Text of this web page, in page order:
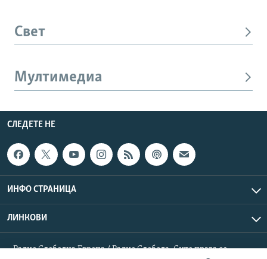
Свет
Мултимедиа
СЛЕДЕТЕ НЕ
ИНФО СТРАНИЦА
ЛИНКОВИ
Радио Слободна Европа / Радио Слобода. Сите права се